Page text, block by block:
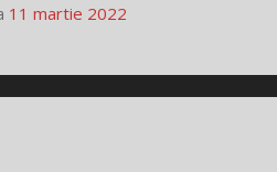
11 martie 2022